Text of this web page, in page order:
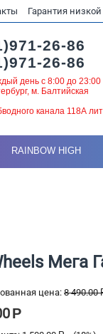
Гарантия
26-86
26-86
день с 8:00 до 23:00
м. Балтийская
канала 118А
RAINBOW HIGH
Мега
цена: 8 490.00
Р